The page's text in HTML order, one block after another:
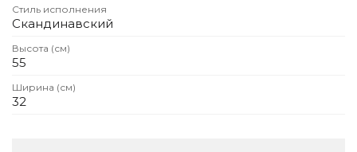
Светящийся камень
Подбор, производство и комплектация по вашему
Все категории товаров
Реализованные проекты
Стиль исполнения
Скандинавский
Высота (см)
55
Ширина (см)
32